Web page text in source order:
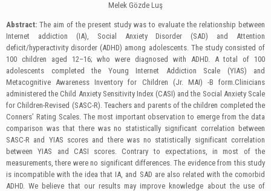
Melek Gözde Luş
Abstract: The aim of the present study was to evaluate the relationship between
Internet addiction (IA), Social Anxiety Disorder (SAD) and Attention
deficit/hyperactivity disorder (ADHD) among adolescents. The study consisted of
100 children aged 12–16; who were diagnosed with ADHD. A total of 100
adolescents completed the Young Internet Addiction Scale (YIAS) and
Metacognitive Awareness Inventory for Children (Jr. MAI) -B form.Clinicians
administered the Child Anxiety Sensitivity Index (CASI) and the Social Anxiety Scale
for Children-Revised (SASC-R). Teachers and parents of the children completed the
Conners’ Rating Scales. The most important observation to emerge from the data
comparison was that there was no statistically significant correlation between
SASC-R and YIAS scores and there was no statistically significant correlation
between YIAS and CASI scores. Contrary to expectations, in most of the
measurements, there were no significant differences.The evidence from this study
is incompatible with the idea that IA, and SAD are also related with the comorbid
ADHD. We believe that our results may improve knowledge about the use of